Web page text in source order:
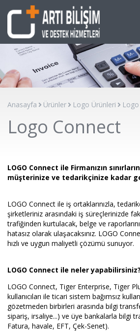
Anasayfa Ürünler Logo Ürünleri
Logo Connect
LOGO Connect ile Firmanızın
müşterinize ve tedarikçinize kadar
LOGO Connect ile iş ortaklarınızla,
şirketleriniz arasındaki iş süreçlerinizde
trafiğinden kurtulacak, belge ve
hatasız olarak ulaşacaksınız. LOGO
hızlı ve uygun maliyetli çözümü sunuyor.
LOGO Connect ile neler yapabilirsiniz?
LOGO Connect, Tiger Enterprise, Tiger
kullanıcıları ile ticari sistem bağımsız
gözetmeden birbirleri arasında bilgi
sipariş, irsaliye...) ve üye bankalarla bilgi
Fatura, havale, EFT, Çek-Senet).